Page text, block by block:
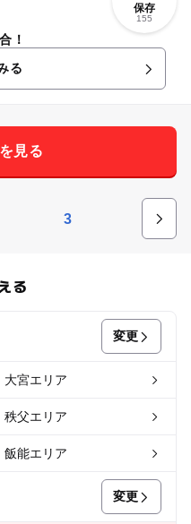
保存
155
！
る
見る
3
る
変更
大宮エリア
秩父エリア
飯能エリア
変更